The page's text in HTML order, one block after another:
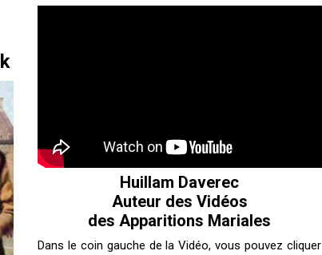
Huillam Daverec
Auteur des Vidéos
des Apparitions Mariales
Dans le coin gauche de la Vidéo, vous pouvez cliquer